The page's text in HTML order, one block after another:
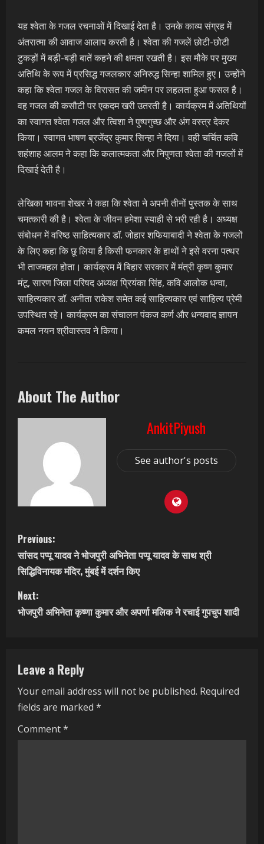
यह श्वेता के गजल रचनाओं में दिखाई देता है। उनके काव्य संग्रह में
अंतरात्मा की आवाज आलाप करती है। श्वेता की गजलें छोटी-छोटी
टुकड़ों में बड़ी-बड़ी बातें कहने की क्षमता रखती है। इस मौके पर मुख्य
अतिथि के रूप में प्रसिद्ध गजलकार अनिरुद्ध सिन्हा शामिल हुए।‌ उन्होंने
कहा कि श्वेता गजल के विरासत की जमीन पर लहलता हुआ फसल है।
वह गजल की कसौटी पर एकदम खरी उतरती है। कार्यक्रम में अतिथियों
का स्वागत श्वेता गजल और त्विशा ने पुष्पगुच्छ और अंग वस्त्र देकर
किया। स्वागत भाषण ब्रजेंद्र कुमार सिन्हा ने दिया। वही चर्चित कवि
शहंशाह आलम ने कहा कि कलात्मकता और निपुणता श्वेता की गजलों में
दिखाई देती है।
लेखिका भावना शेखर ने कहा कि श्वेता ने अपनी तीनों पुस्तक के साथ
चमत्कारी की है। श्वेता के जीवन हमेशा स्याही से भरी रही है। अध्यक्ष
संबोधन में वरिष्ठ साहित्यकार डॉ. जोहार शफियाबादी ने श्वेता के गजलों
के लिए कहा कि छू लिया है किसी फनकार के हाथों ने इसे वरना पत्थर
भी ताजमहल होता। कार्यक्रम में बिहार सरकार में मंत्री कृष्ण कुमार
मंटू, सारण जिला परिषद अध्यक्ष प्रियंका सिंह, कवि आलोक धन्वा,
साहित्यकार डॉ. अनीता राकेश समेत कई साहित्यकार एवं साहित्य प्रेमी
उपस्थित रहे। कार्यक्रम का संचालन पंकज कर्ण और धन्यवाद ज्ञापन
कमल नयन श्रीवास्तव ने किया।
About The Author
AnkitPiyush
See author's posts
C
o
n
t
n
u
e
R
Previous:
सांसद पप्पू यादव ने भोजपुरी अभिनेता पप्पू यादव के साथ श्री
सिद्धिविनायक मंदिर, मुंबई में दर्शन किए
Next:
भोजपुरी अभिनेता कृष्णा कुमार और अपर्णा मलिक ने रचाई गुपचुप शादी
Leave a Reply
Your email address will not be published. Required
fields are marked *
Comment*